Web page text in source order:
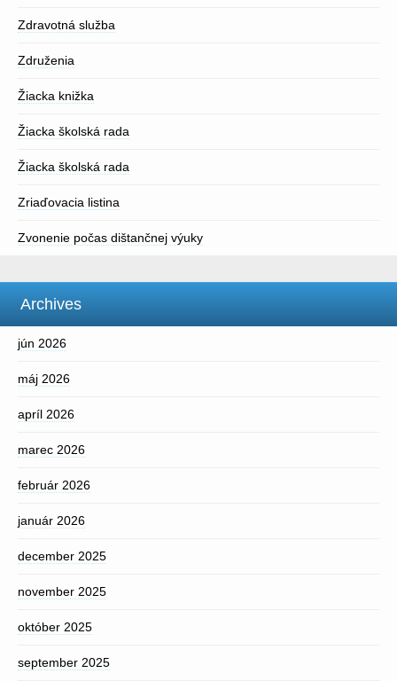
Zdravotná služba
Združenia
Žiacka knižka
Žiacka školská rada
Žiacka školská rada
Zriaďovacia listina
Zvonenie počas dištančnej výuky
Archives
jún 2026
máj 2026
apríl 2026
marec 2026
február 2026
január 2026
december 2025
november 2025
október 2025
september 2025